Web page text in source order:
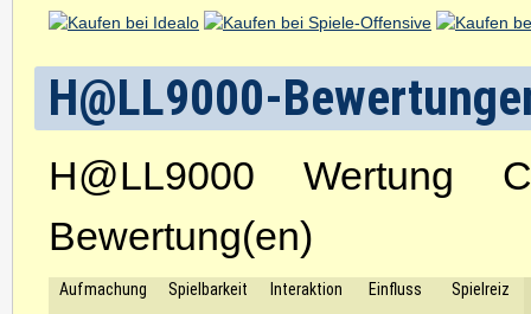
H@LL9000-
H@LL9000
Bewertung(en)
Aufmachung Spielbarkeit Interaktion Einfluss Spielreiz